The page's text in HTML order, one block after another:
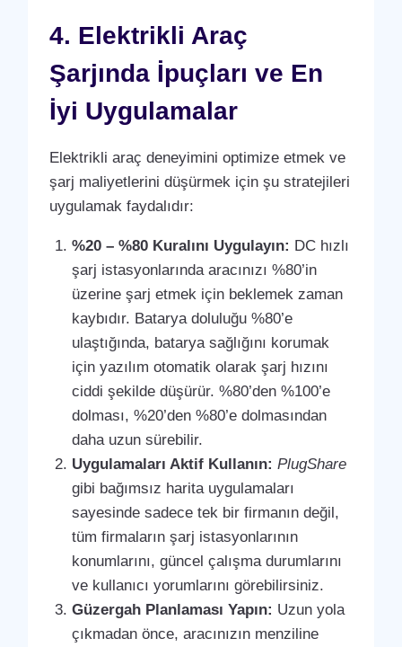
4. Elektrikli Araç
Şarjında İpuçları ve En
İyi Uygulamalar
Elektrikli araç deneyimini optimize etmek ve
şarj maliyetlerini düşürmek için şu stratejileri
uygulamak faydalıdır:
%20 – %80 Kuralını Uygulayın: DC hızlı
şarj istasyonlarında aracınızı %80’in
üzerine şarj etmek için beklemek zaman
kaybıdır. Batarya doluluğu %80’e
ulaştığında, batarya sağlığını korumak
için yazılım otomatik olarak şarj hızını
ciddi şekilde düşürür. %80’den %100’e
dolması, %20’den %80’e dolmasından
daha uzun sürebilir.
Uygulamaları Aktif Kullanın: PlugShare
gibi bağımsız harita uygulamaları
sayesinde sadece tek bir firmanın değil,
tüm firmaların şarj istasyonlarının
konumlarını, güncel çalışma durumlarını
ve kullanıcı yorumlarını görebilirsiniz.
Güzergah Planlaması Yapın: Uzun yola
çıkmadan önce, aracınızın menziline